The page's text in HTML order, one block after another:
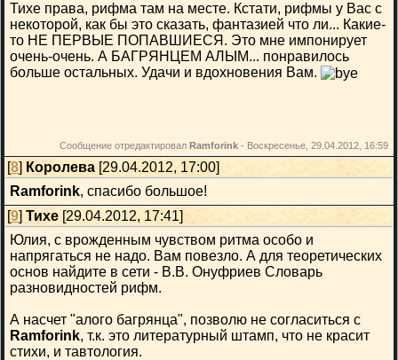
Тихе права, рифма там на месте. Кстати, рифмы у Вас с
некоторой, как бы это сказать, фантазией что ли... Какие-
то НЕ ПЕРВЫЕ ПОПАВШИЕСЯ. Это мне импонирует
очень-очень. А БАГРЯНЦЕМ АЛЫМ... понравилось
больше остальных. Удачи и вдохновения Вам.
Сообщение отредактировал Ramforink - Воскресенье, 29.04.2012, 16:59
[8] Королева [29.04.2012, 17:00]
Ramforink, спасибо большое!
[9] Тихе [29.04.2012, 17:41]
Юлия, с врожденным чувством ритма особо и
напрягаться не надо. Вам повезло. А для теоретических
основ найдите в сети - В.В. Онуфриев Словарь
разновидностей рифм.
А насчет "алого багрянца", позволю не согласиться с
Ramforink, т.к. это литературный штамп, что не красит
стихи, и тавтология.